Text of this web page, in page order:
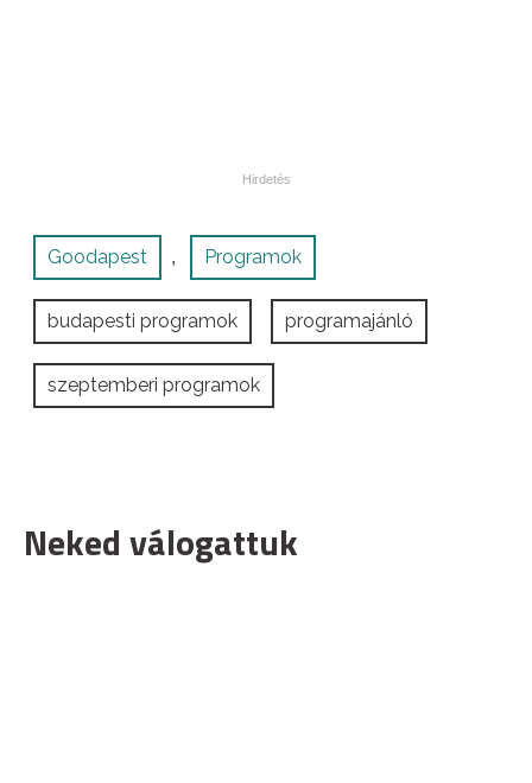
Goodapest , Programok
budapesti programok programajánló
szeptemberi programok
Neked válogattuk